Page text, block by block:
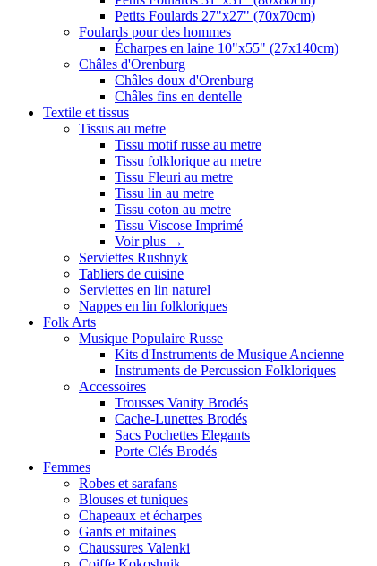
Petits Foulards 27"x27" (70x70cm)
Foulards pour des hommes
Écharpes en laine 10"x55" (27x140cm)
Châles d'Orenburg
Châles doux d'Orenburg
Châles fins en dentelle
Textile et tissus
Tissus au metre
Tissu motif russe au metre
Tissu folklorique au metre
Tissu Fleuri au metre
Tissu lin au metre
Tissu coton au metre
Tissu Viscose Imprimé
Voir plus →
Serviettes Rushnyk
Tabliers de cuisine
Serviettes en lin naturel
Nappes en lin folkloriques
Folk Arts
Musique Populaire Russe
Kits d'Instruments de Musique Ancienne
Instruments de Percussion Folkloriques
Accessoires
Trousses Vanity Brodés
Cache-Lunettes Brodés
Sacs Pochettes Elegants
Porte Clés Brodés
Femmes
Robes et sarafans
Blouses et tuniques
Chapeaux et écharpes
Gants et mitaines
Chaussures Valenki